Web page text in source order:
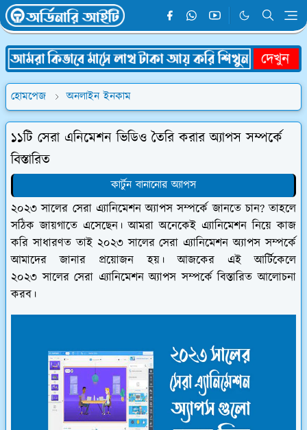
হোমপেজ অনলাইন ইনকাম
১১টি সেরা এনিমেশন ভিডিও তৈরি করার অ্যাপস সম্পর্কে
বিস্তারিত
কার্টুন বানানোর অ্যাপস
২০২৩ সালের সেরা এ্যানিমেশন অ্যাপস সম্পর্কে জানতে চান? তাহলে
সঠিক জায়গাতে এসেছেন। আমরা অনেকেই এ্যানিমেশন নিয়ে কাজ
করি সাধারণত তাই ২০২৩ সালের সেরা এ্যানিমেশন অ্যাপস সম্পর্কে
আমাদের জানার প্রয়োজন হয়। আজকের এই আর্টিকেলে
২০২৩ সালের সেরা এ্যানিমেশন অ্যাপস সম্পর্কে বিস্তারিত আলোচনা
করব।